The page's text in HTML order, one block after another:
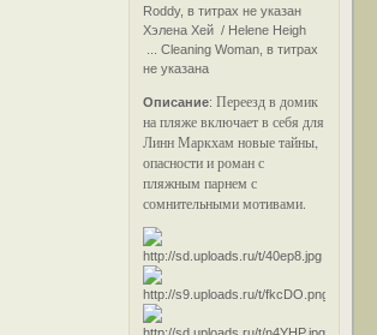
Roddy, в титрах не указан
Хэлена Хей / Helene Heigh
... Cleaning Woman, в титрах
не указана
Описание:Переезд в домик
на пляже включает в себя для
Линн Маркхам новые тайны,
опасности и роман с
пляжным парнем с
сомнительными мотивами.